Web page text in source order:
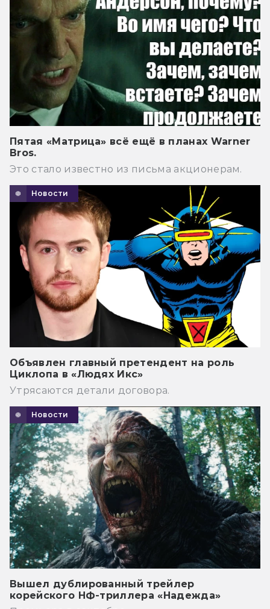
Пятая «Матрица» всё ещё в планах Warner
Bros.
Это стало известно из письма акционерам.
Новости
Объявлен главный претендент на роль
Циклопа в «Людях Икс»
Утрясаются детали договора.
Новости
Вышел дублированный трейлер
корейского НФ-триллера «Надежда»